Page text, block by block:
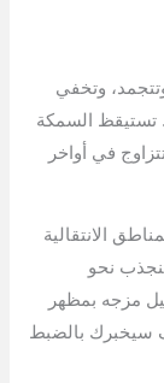
وتخفي
تستيقظ السمكة
في أواخر
الانتقالية
تنجذب نحو
مزجه بمظهر
سيخبرك بالضبط